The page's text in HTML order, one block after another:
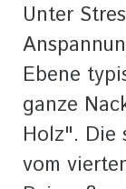
Unter
Ebene
ganze
Holz". Die
vom